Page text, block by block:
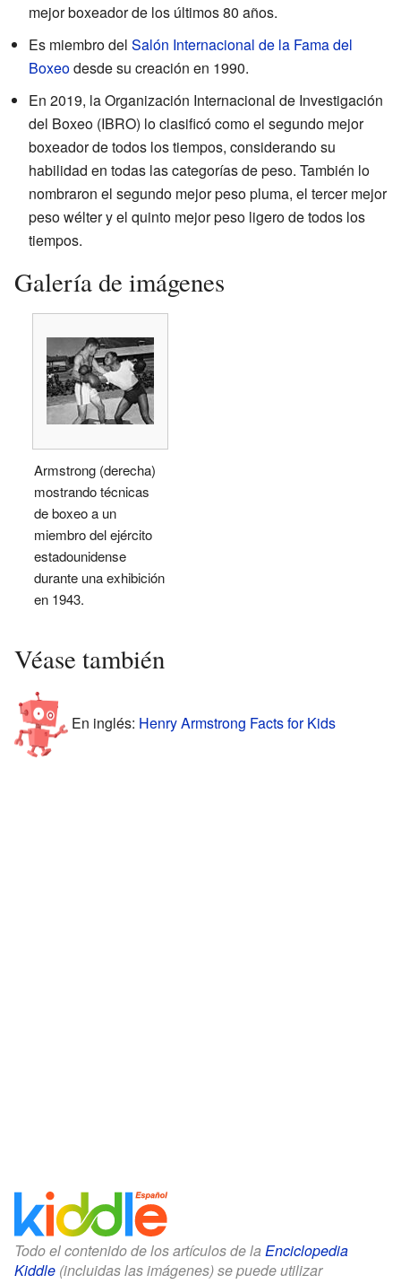
mejor boxeador de los últimos 80 años.
Es miembro del Salón Internacional de la Fama del
Boxeodesde su creación en 1990.
En 2019, la Organización Internacional de Investigación
del Boxeo (IBRO) lo clasificó como el segundo mejor
boxeador de todos los tiempos, considerando su
habilidad en todas las categorías de peso. También lo
nombraron el segundo mejor peso pluma, el tercer mejor
peso wélter y el quinto mejor peso ligero de todos los
tiempos.
Galería de imágenes
Armstrong (derecha)
mostrando técnicas
de boxeo a un
miembro del ejército
estadounidense
durante una exhibición
en 1943.
Véase también
En inglés: Henry Armstrong Facts for Kids
Todo el contenido de los artículos de la Enciclopedia
Kiddle (incluidas las imágenes) se puede utilizar